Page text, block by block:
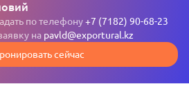
по телефону+7 (7182) 90-68-23
на pavld@exportural.kz
сейчас